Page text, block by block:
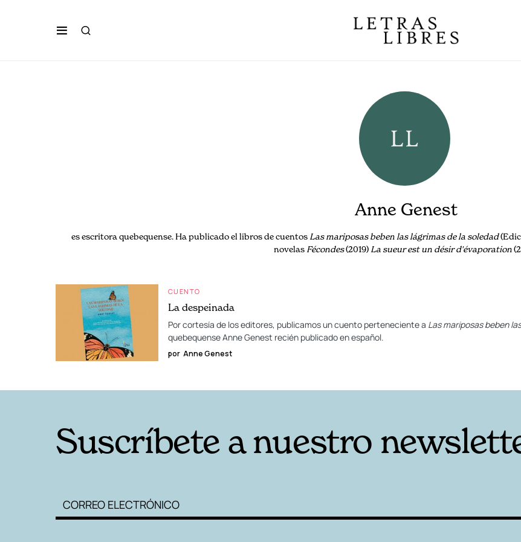
Anne Genest
es escritora quebequense. Ha publicado el libros de cuentos Las mariposas beben las lágrimas de la soledad
novelas Fécondes(2019) La sueur est un désir d'évaporation
CUENTO
La despeinada
Por cortesía de los editores, publicamos un cuento perteneciente a Las mariposas beben
quebequense Anne Genest recién publicado en español.
por Anne Genest
Suscríbete a nuestro